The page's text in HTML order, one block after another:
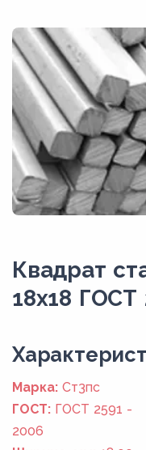
Квадрат
18x18 ГОСТ
Марка: Ст3пс
ГОСТ: ГОСТ 2591 -
2006